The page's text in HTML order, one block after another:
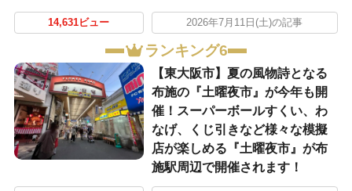
14,631ビュー 2026年7月11日(土)の記事
ランキング6
【東大阪市】夏の風物詩となる
布施の『土曜夜市』が今年も開
催！スーパーボールすくい、わ
なげ、くじ引きなど様々な模擬
店が楽しめる『土曜夜市』が布
施駅周辺で開催されます！